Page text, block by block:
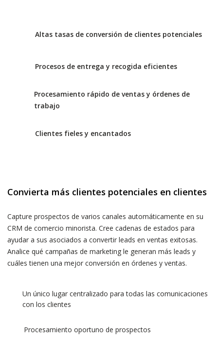
Altas tasas de conversión de clientes potenciales
Procesos de entrega y recogida eficientes
Procesamiento rápido de ventas y órdenes de
trabajo
Clientes fieles y encantados
Convierta más clientes potenciales en clientes
Capture prospectos de varios canales automáticamente en su
CRM de comercio minorista. Cree cadenas de estados para
ayudar a sus asociados a convertir leads en ventas exitosas.
Analice qué campañas de marketing le generan más leads y
cuáles tienen una mejor conversión en órdenes y ventas.
Un único lugar centralizado para todas las comunicaciones
con los clientes
Procesamiento oportuno de prospectos